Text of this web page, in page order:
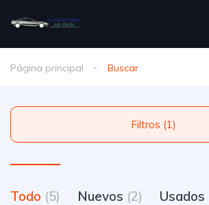
Página principal Buscar
Filtros (1)
Todo (5) Nuevos (2) Usados